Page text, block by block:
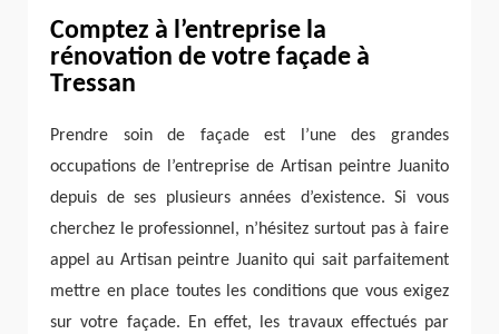
Comptez à l’entreprise la
rénovation de votre façade à
Tressan
Prendre soin de façade est l’une des grandes
occupations de l’entreprise de Artisan peintre Juanito
depuis de ses plusieurs années d’existence. Si vous
cherchez le professionnel, n’hésitez surtout pas à faire
appel au Artisan peintre Juanito qui sait parfaitement
mettre en place toutes les conditions que vous exigez
sur votre façade. En effet, les travaux effectués par